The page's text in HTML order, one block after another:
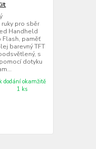
pro sběr
Handheld
Flash, paměť
barevný TFT
s
dotyku
k dodání okamžitě
1 ks